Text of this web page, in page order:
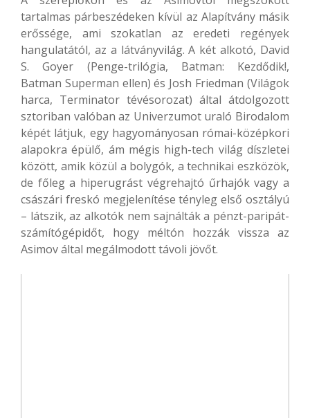
tartalmas párbeszédeken kívül az Alapítvány másik
erőssége, ami szokatlan az eredeti regények
hangulatától, az a látványvilág. A két alkotó, David
S. Goyer (Penge-trilógia, Batman: Kezdődik!,
Batman Superman ellen) és Josh Friedman (Világok
harca, Terminator tévésorozat) által átdolgozott
sztoriban valóban az Univerzumot uraló Birodalom
képét látjuk, egy hagyományosan római-középkori
alapokra épülő, ám mégis high-tech világ díszletei
között, amik közül a bolygók, a technikai eszközök,
de főleg a hiperugrást végrehajtó űrhajók vagy a
császári freskó megjelenítése tényleg első osztályú
– látszik, az alkotók nem sajnálták a pénzt-paripát-
számítógépidőt, hogy méltón hozzák vissza az
Asimov által megálmodott távoli jövőt.